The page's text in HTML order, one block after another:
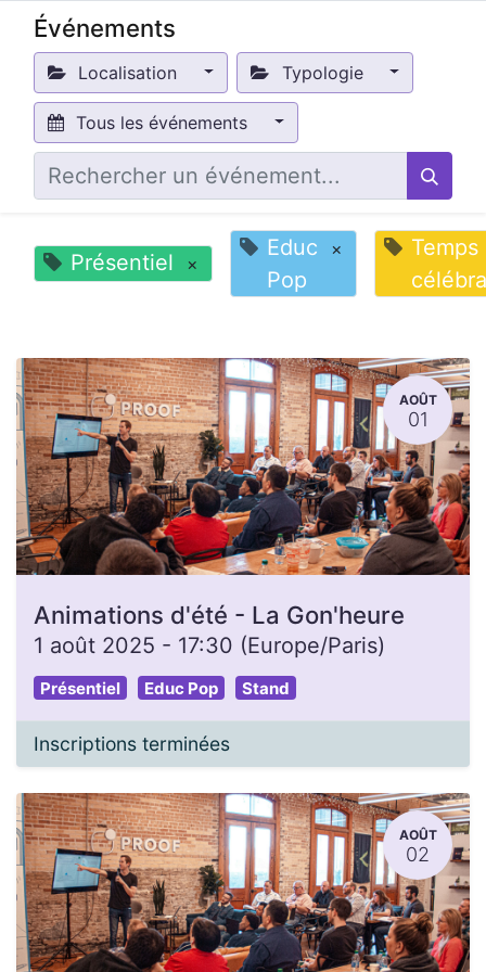
Événements
Localisation Typologie
Tous les événements
Présentiel ×
Educ
Pop
×
Temps
AOÛT
01
Animations d'été - La Gon'heure
1 août 2025 - 17:30 (Europe/Paris)
Présentiel Educ Pop Stand
Inscriptions terminées
AOÛT
02